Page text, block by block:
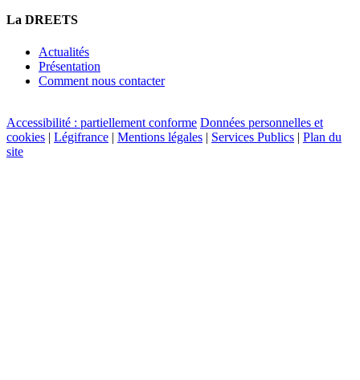
La DREETS
Actualités
Présentation
Comment nous contacter
Accessibilité : partiellement conforme Données personnelles et
cookies | Légifrance | Mentions légales | Services Publics | Plan du
site